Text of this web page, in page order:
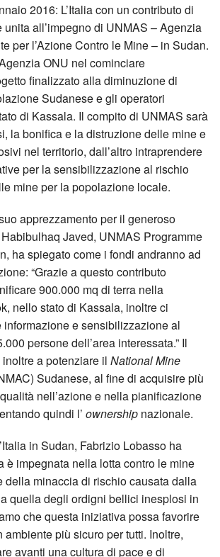
2016: L’Italia con un contributo di
unita all’impegno di UNMAS – Agenzia
per l’Azione Contro le Mine – in Sudan.
ONU nel cominciare
finalizzato alla diminuzione di
Sudanese e gli operatori
di Kassala. Il compito di UNMAS sarà
la bonifica e la distruzione delle mine e
nel territorio, dall’altro intraprendere
per la sensibilizzazione al rischio
mine per la popolazione locale.
apprezzamento per il generoso
Javed, UNMAS Programme
ha spiegato come i fondi andranno ad
“Grazie a questo contributo
900.000 mq di terra nella
nello stato di Kassala, inoltre ci
informazione e sensibilizzazione al
persone dell’area interessata.” Il
a potenziare il National Mine
Sudanese, al fine di acquisire più
nell’azione e nella pianificazione
quindi l’ ownership nazionale.
in Sudan, Fabrizio Lobasso ha
è impegnata nella lotta contro le mine
della minaccia di rischio causata dalla
quella degli ordigni bellici inesplosi in
che questa iniziativa possa favorire
ambiente più sicuro per tutti. Inoltre,
avanti una cultura di pace e di